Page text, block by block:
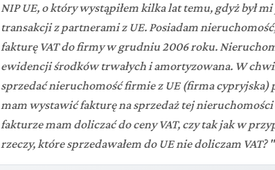
NIP UE, o który wystąpiłem kilka lat temu, gdyż był
transakcji z partnerami z UE. Posiadam
fakturę VAT do firmy w grudniu 2006 roku.
ewidencji środków trwałych i amortyzowana. W
sprzedać nieruchomość firmie z UE (firma cypryjska)
mam wystawić fakturę na sprzedaż tej nieruchomości
fakturze mam doliczać do ceny VAT, czy tak jak w
rzeczy, które sprzedawałem do UE nie doliczam VAT?